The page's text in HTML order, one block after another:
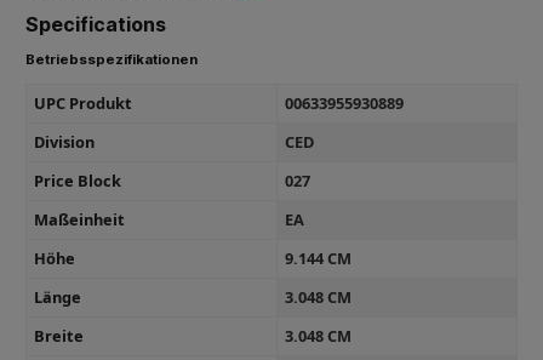
Specifications
Betriebsspezifikationen
UPC Produkt
00633955930889
Division
CED
Price Block
027
Maßeinheit
EA
Höhe
9.144 CM
Länge
3.048 CM
Breite
3.048 CM